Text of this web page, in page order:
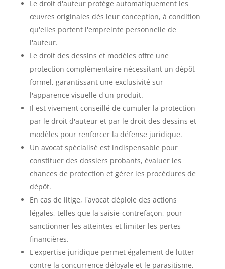
Le droit d'auteur protège automatiquement les
œuvres originales dès leur conception, à condition
qu'elles portent l'empreinte personnelle de
l'auteur.
Le droit des dessins et modèles offre une
protection complémentaire nécessitant un dépôt
formel, garantissant une exclusivité sur
l'apparence visuelle d'un produit.
Il est vivement conseillé de cumuler la protection
par le droit d'auteur et par le droit des dessins et
modèles pour renforcer la défense juridique.
Un avocat spécialisé est indispensable pour
constituer des dossiers probants, évaluer les
chances de protection et gérer les procédures de
dépôt.
En cas de litige, l'avocat déploie des actions
légales, telles que la saisie-contrefaçon, pour
sanctionner les atteintes et limiter les pertes
financières.
L'expertise juridique permet également de lutter
contre la concurrence déloyale et le parasitisme,